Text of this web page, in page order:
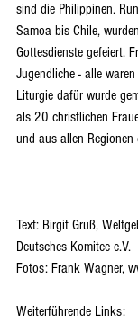
sind die Philippinen.
Samoa bis Chile,
Gottesdienste gefeiert.
Jugendliche - alle
Liturgie dafür wurde
als 20 christlichen
und aus allen Regionen
Text: Birgit Gruß,
Deutsches Komitee e.V.
Fotos: Frank Wagner,
Weiterführende Links: